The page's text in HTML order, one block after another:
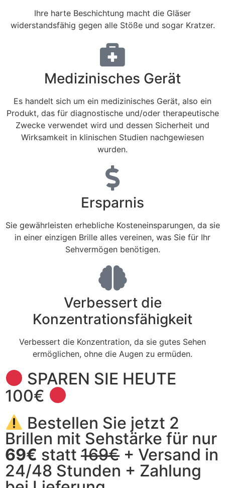
Ihre harte Beschichtung macht die Gläser
widerstandsfähig gegen alle Stöße und sogar Kratzer.
Medizinisches Gerät
Es handelt sich um ein medizinisches Gerät, also ein
Produkt, das für diagnostische und/oder therapeutische
Zwecke verwendet wird und dessen Sicherheit und
Wirksamkeit in klinischen Studien nachgewiesen
wurden.
Ersparnis
Sie gewährleisten erhebliche Kosteneinsparungen, da sie
in einer einzigen Brille alles vereinen, was Sie für Ihr
Sehvermögen benötigen.
Verbessert die
Konzentrationsfähigkeit
Verbessert die Konzentration, da sie gutes Sehen
ermöglichen, ohne die Augen zu ermüden.
SPAREN SIE HEUTE
100€
Bestellen Sie jetzt 2
Brillen mit Sehstärke für nur
69€ statt 169€ + Versand in
24/48 Stunden + Zahlung